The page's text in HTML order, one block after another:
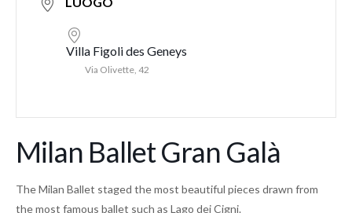
Villa Figoli des Geneys
Via Olivette, 42
Milan Ballet Gran Galà
The Milan Ballet staged the most beautiful pieces drawn from
the most famous ballet such as Lago dei Cigni.